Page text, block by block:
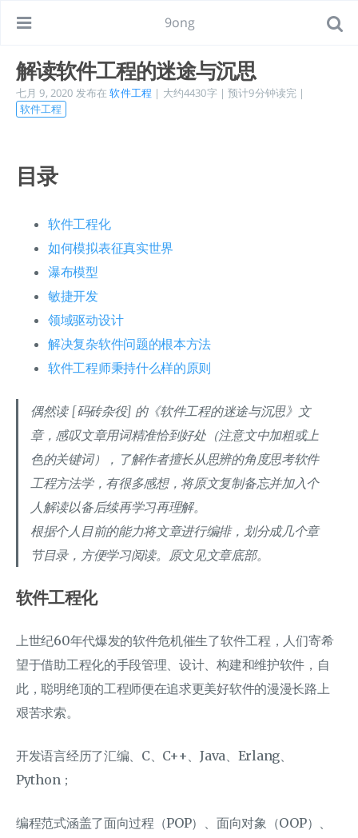
9ong
解读软件工程的迷途与沉思
七月 9, 2020 发布在 软件工程 | 大约4430字 | 预计9分钟读完 |
软件工程
目录
软件工程化
如何模拟表征真实世界
瀑布模型
敏捷开发
领域驱动设计
解决复杂软件问题的根本方法
软件工程师秉持什么样的原则
偶然读 [码砖杂役] 的《软件工程的迷途与沉思》文
章，感叹文章用词精准恰到好处（注意文中加粗或上
色的关键词），了解作者擅长从思辨的角度思考软件
工程方法学，有很多感想，将原文复制备忘并加入个
人解读以备后续再学习再理解。
根据个人目前的能力将文章进行编排，划分成几个章
节目录，方便学习阅读。原文见文章底部。
软件工程化
上世纪60年代爆发的软件危机催生了软件工程，人们寄希
望于借助工程化的手段管理、设计、构建和维护软件，自
此，聪明绝顶的工程师便在追求更美好软件的漫漫长路上
艰苦求索。
开发语言经历了汇编、C、C++、Java、Erlang、
Python；
编程范式涵盖了面向过程（POP）、面向对象（OOP）、